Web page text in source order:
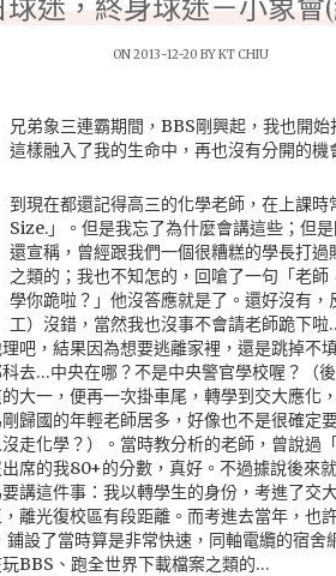
ON 2013-12-20 BYKT CHIU
兄弟象三連霸期間，BBS剛興起，我也開
這樣融入了我的生命中，再也沒有分開的機
到現在都還記得高三的化學老師，在上課
Size.」。但是我忘了為什麼會講這些；但
還宣稱，曾經跟我們一個很糟糕的學長打過
之類的；我也不知怎的，回嗆了一句「老
學你跪啦？」他沒答應就是了。還好沒有
工）沒錯，當然我也沒事不會請老師跪下啦
吧，結果因為想要逃離家裡，還是跳掉不
去…中央在哪？不是中央警官學校喔？（
大一，便再一次掛車尾，轉學到交大應化
歸國的年輕老師居多，好像也不是很確定
走化學？）。當時教分析的老師，曾說過
席的我80+的分數，真好。不過據說後來
講這件事：我以轉學生的身份，考進了交
離光復校區有段距離。而考進去當年，也
設了當時算是非常快速，同軸電纜的宿舍
BBS、跑全世界下載檔案之類的…